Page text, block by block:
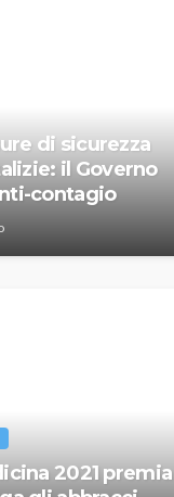
di sicurezza
il Governo
contagio
2021 premia